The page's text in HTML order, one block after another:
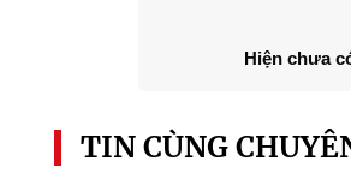
Hiện chưa
TIN CÙNG